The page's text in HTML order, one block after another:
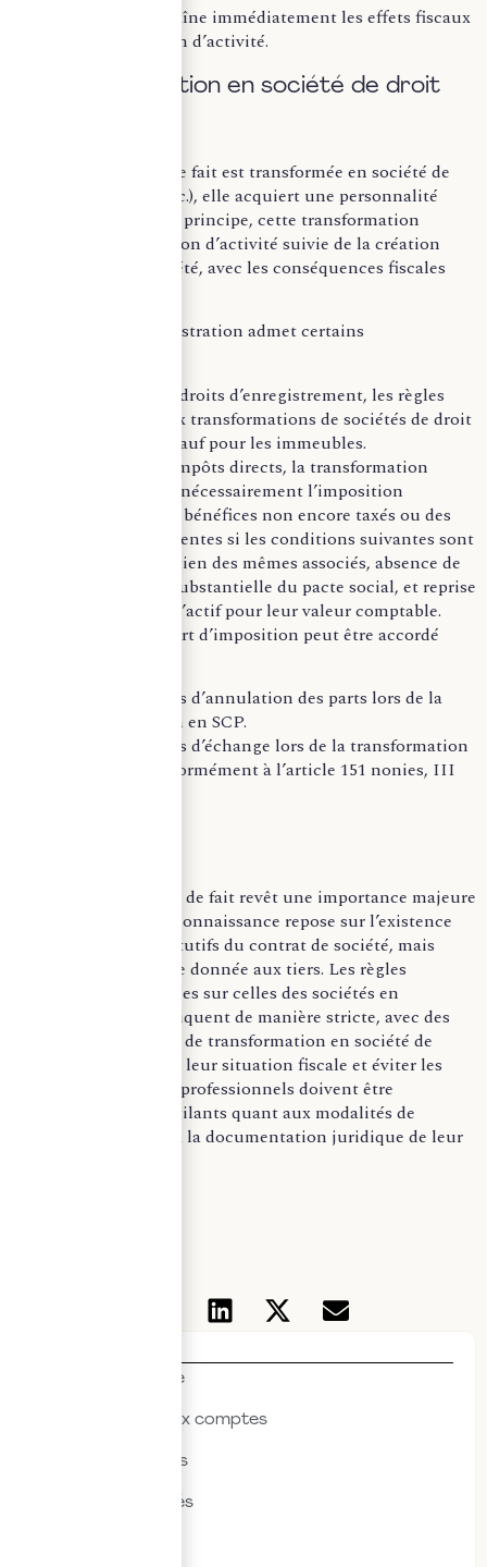
Actualités & veille
Commissariat aux comptes
Droit des affaires
Droit des sociétés
situation entraîne immédiatement les effets fiscaux
d’une cessation d’activité.
C. Transformation en société de droit
Lorsque la société de fait est transformée en société de
droit (SARL, SCP, etc.), elle acquiert une personnalité
morale nouvelle. En principe, cette transformation
entraîne une cessation d’activité suivie de la création
d’une nouvelle société, avec les conséquences fiscales
Cependant, l’administration admet certains
En matière de droits d’enregistrement, les règles
applicables aux transformations de sociétés de droit
s’appliquent, sauf pour les immeubles.
En matière d’impôts directs, la transformation
n’entraîne pas nécessairement l’imposition
immédiate des bénéfices non encore taxés ou des
plus-values latentes si les conditions suivantes sont
réunies : maintien des mêmes associés, absence de
modification substantielle du pacte social, et reprise
des éléments d’actif pour leur valeur comptable.
Par ailleurs, un report d’imposition peut être accordé
Les plus-values d’annulation des parts lors de la
transformation en SCP.
Les plus-values d’échange lors de la transformation
en SARL, conformément à l’article 151 nonies, III
La notion de société de fait revêt une importance majeure
en droit fiscal. Sa reconnaissance repose sur l’existence
des éléments constitutifs du contrat de société, mais
aussi sur l’apparence donnée aux tiers. Les règles
d’imposition, calquées sur celles des sociétés en
participation, s’appliquent de manière stricte, avec des
particularités en cas de transformation en société de
droit. Pour sécuriser leur situation fiscale et éviter les
requalifications, les professionnels doivent être
particulièrement vigilants quant aux modalités de
fonctionnement et à la documentation juridique de leur